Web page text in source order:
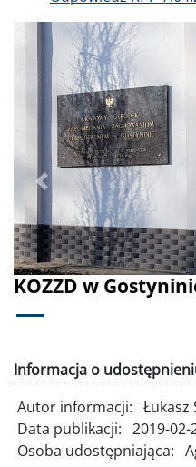
KOZZD w
Poprzednie
Informacja o
Autor informacji: Łukasz
Data publikacji: 2019-02-
Osoba udostępniająca: